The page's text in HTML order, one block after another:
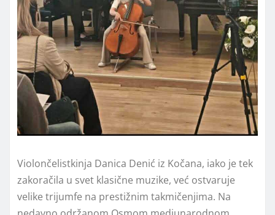
Violončelistkinja Danica Denić iz Kočana, iako je tek
zakoračila u svet klasične muzike, već ostvaruje
velike trijumfe na prestižnim takmičenjima. Na